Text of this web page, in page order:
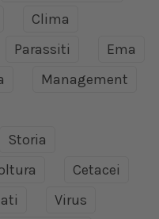
Clima
Parassiti
Ema
Management
Storia
Cetacei
Virus